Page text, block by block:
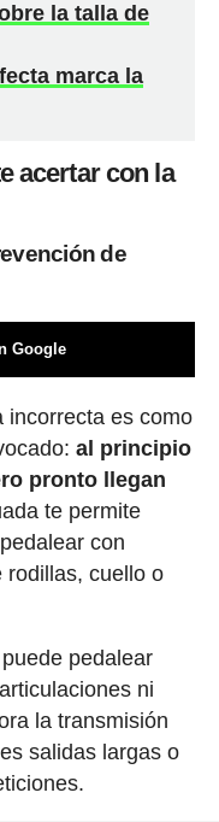
la talla de
marca la
acertar con la
de
Google
incorrecta es como
al principio
pronto llegan
te permite
con
rodillas, cuello o
pedalear
ni
la transmisión
salidas largas o